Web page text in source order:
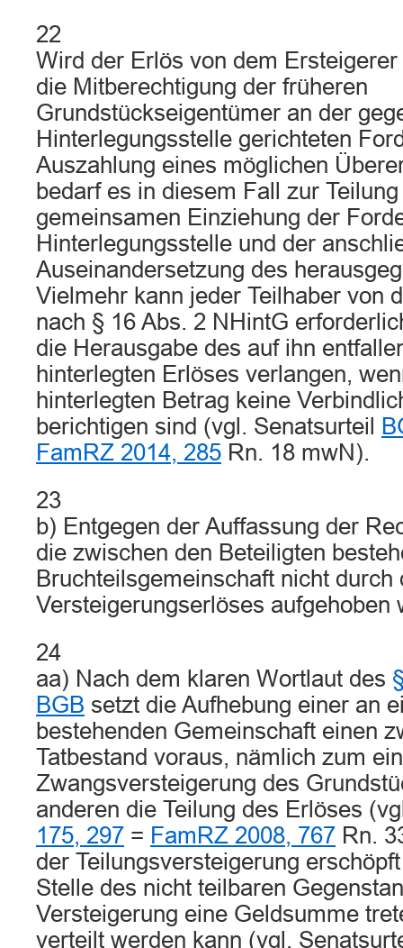
22
Wird der Erlös von dem
die Mitberechtigung der früheren
Grundstückseigentümer an der
Hinterlegungsstelle gerichteten
Auszahlung eines möglichen
bedarf es in diesem Fall zur
gemeinsamen Einziehung der
Hinterlegungsstelle und der
Auseinandersetzung des
Vielmehr kann jeder Teilhaber von
nach § 16 Abs. 2 NHintG
die Herausgabe des auf ihn
hinterlegten Erlöses verlangen,
hinterlegten Betrag keine
berichtigen sind (vgl. Senatsurteil
FamRZ 2014, 285 Rn. 18 mwN).
23
b) Entgegen der Auffassung der
die zwischen den Beteiligten
Bruchteilsgemeinschaft nicht
Versteigerungserlöses aufgehoben
24
aa) Nach dem klaren Wortlaut des
BGB setzt die Aufhebung einer an
bestehenden Gemeinschaft einen
Tatbestand voraus, nämlich zum
Zwangsversteigerung des
anderen die Teilung des Erlöses
175, 297 = FamRZ 2008, 767 Rn.
der Teilungsversteigerung
Stelle des nicht teilbaren
Versteigerung eine Geldsumme
verteilt werden kann (vgl.